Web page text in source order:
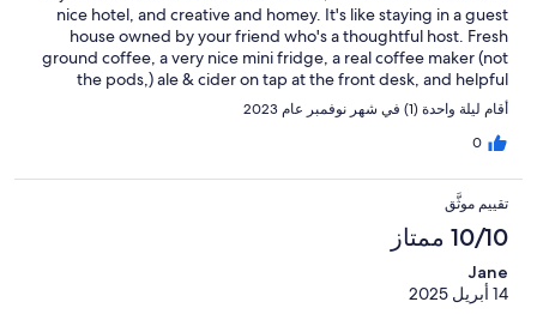
nice hotel, and creative and homey. It's like staying in a guest
house owned by your friend who's a thoughtful host. Fresh
ground coffee, a very nice mini fridge, a real coffee maker (not
the pods,) ale & cider on tap at the front desk, and helpful
suggestions from locals who really care. I can't wait to stay here
again!
أقام ليلة واحدة (1) في شهر نوفمبر عام 2023
0
تقييم موثَّق
10/10 ممتاز
Jane
14 أبريل 2025